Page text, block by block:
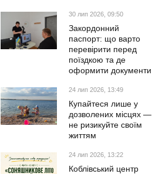
30 лип 2026, 09:50
Закордонний
паспорт: що варто
перевірити перед
поїздкою та де
оформити документи
24 лип 2026, 13:49
Купайтеся лише у
дозволених місцях —
не ризикуйте своїм
життям
24 лип 2026, 13:22
Коблівський центр